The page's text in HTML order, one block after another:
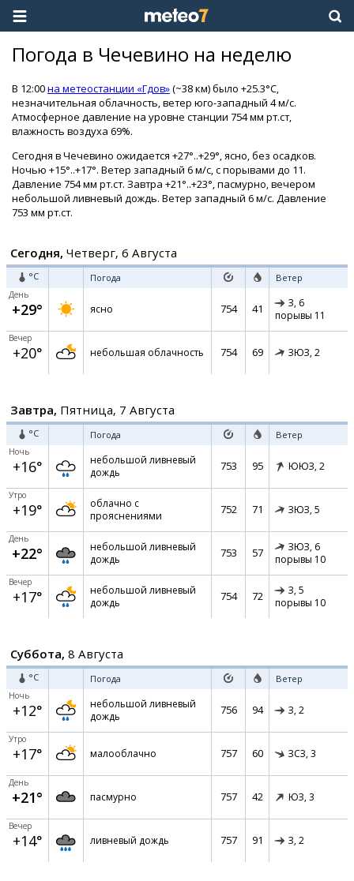
Погода в Чечевино на неделю
В 12:00на метеостанции «Гдов»(~38 км) было +25.3°C,
незначительная облачность, ветер юго-западный 4 м/с.
Атмосферное давление на уровне станции 754 мм рт.ст,
влажность воздуха 69%.
Сегодня в Чечевино ожидается +27°..+29°, ясно, без осадков.
Ночью +15°..+17°. Ветер западный 6 м/с, с порывами до 11.
Давление 754 мм рт.ст. Завтра +21°..+23°, пасмурно, вечером
небольшой ливневый дождь. Ветер западный 6 м/с. Давление
753 мм рт.ст.
Сегодня, Четверг, 6 Августа
°C Погода Ветер
День
+29° ясно 754 41 З, 6
порывы 11
Вечер
+20° небольшая облачность 754 69 ЗЮЗ, 2
Завтра, Пятница, 7 Августа
°C Погода Ветер
Ночь
+16°
небольшой ливневый
дождь
753 95 ЮЮЗ, 2
Утро
+19°
облачно с
прояснениями
752 71 ЗЮЗ, 5
День
+22°
небольшой ливневый
дождь
753 57 ЗЮЗ, 6
порывы 10
Вечер
+17°
небольшой ливневый
дождь
754 72 З, 5
порывы 10
Суббота, 8 Августа
°C Погода Ветер
Ночь
+12°
небольшой ливневый
дождь
756 94 З, 2
Утро
+17° малооблачно 757 60 ЗСЗ, 3
День
+21° пасмурно 757 42 ЮЗ, 3
Вечер
+14° ливневый дождь 757 91 З, 2